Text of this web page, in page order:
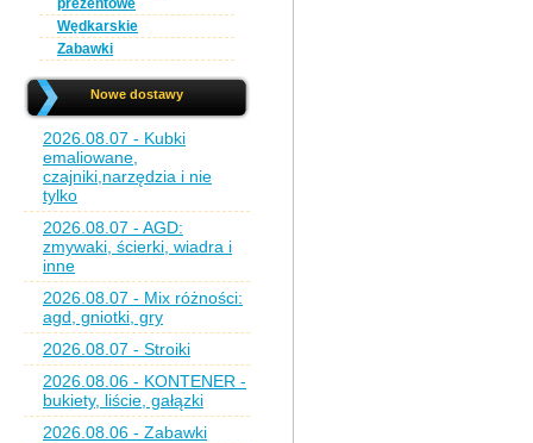
prezentowe
Wędkarskie
Zabawki
Nowe dostawy
2026.08.07 - Kubki
emaliowane,
czajniki,narzędzia i nie
tylko
2026.08.07 - AGD:
zmywaki, ścierki, wiadra i
inne
2026.08.07 - Mix różności:
agd, gniotki, gry
2026.08.07 - Stroiki
2026.08.06 - KONTENER -
bukiety, liście, gałązki
2026.08.06 - Zabawki